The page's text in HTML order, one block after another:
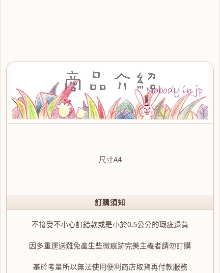
尺寸A4
訂購須知
不接受不小心訂錯款或是小於0.5公分的瑕疵退貨
因多重運送難免產生些微痕跡完美主義者請勿訂購
基於考量所以無法使用便利商店取貨再付款服務